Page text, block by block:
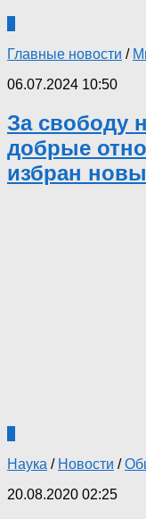
Главные новости /
06.07.2024 10:50
За свободу
добрые
избран
Наука / Новости /
20.08.2020 02:25